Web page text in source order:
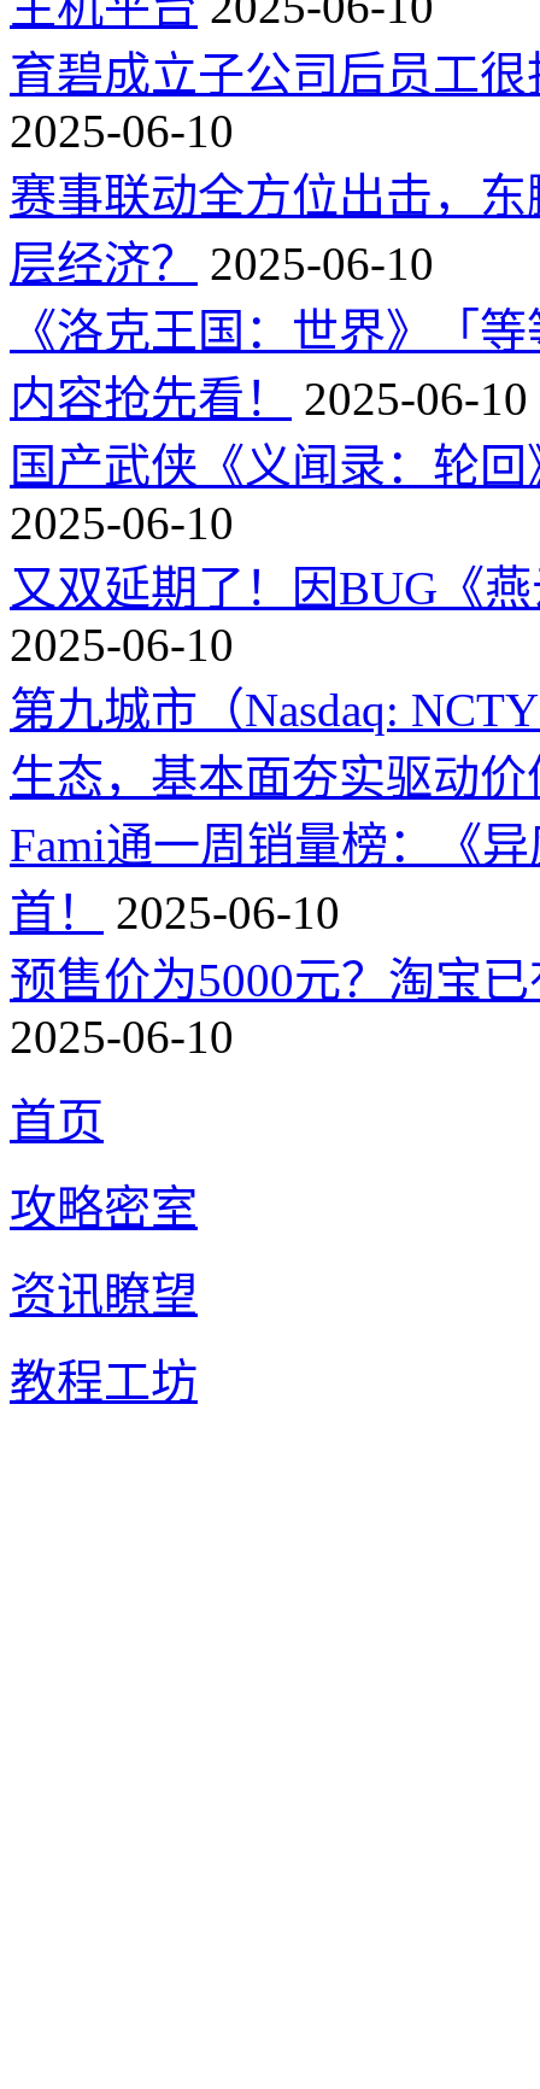
育碧成立子公司后员工
2025-06-10
赛事联动全方位出击，
层经济？
2025-06-10
《洛克王国：世界》「
内容抢先看！
2025-06-10
国产武侠《义闻录：轮
2025-06-10
又双延期了！因BUG《
2025-06-10
第九城市（Nasdaq:
生态，基本面夯实驱动价
Fami通一周销量榜：《
首！
2025-06-10
预售价为5000元？淘宝
2025-06-10
首页
攻略密室
资讯瞭望
教程工坊